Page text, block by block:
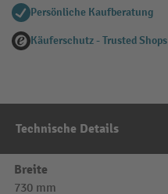
Persönliche Kaufberatung
Käuferschutz - Trusted Shops
Technische Details
Breite
730 mm